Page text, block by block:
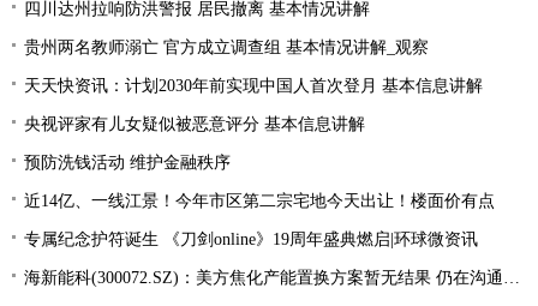
四川达州拉响防洪警报 居民撤离 基本情况讲解
贵州两名教师溺亡 官方成立调查组 基本情况讲解_观察
天天快资讯：计划2030年前实现中国人首次登月 基本信息讲解
央视评家有儿女疑似被恶意评分 基本信息讲解
预防洗钱活动 维护金融秩序
近14亿、一线江景！今年市区第二宗宅地今天出让！楼面价有点
专属纪念护符诞生 《刀剑online》19周年盛典燃启|环球微资讯
海新能科(300072.SZ)：美方焦化产能置换方案暂无结果 仍在沟通过程中|环球观点